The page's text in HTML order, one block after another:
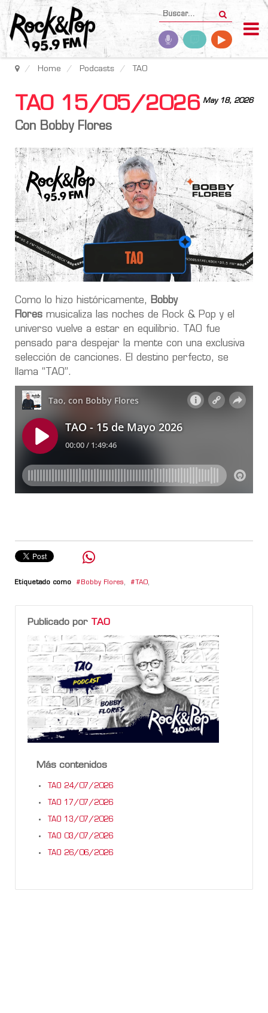
Home Podcasts TAO
May 18, 2026
TAO 15/05/2026
Con Bobby Flores
Como lo hizo históricamente,
Bobby
Flores musicaliza las noches de Rock & Pop y el
universo vuelve a estar en equilibrio. TAO fue
pensado para despejar la mente con una exclusiva
selección de canciones. El destino perfecto, se
llama “TAO”.
Etiquetado como Bobby Flores, TAO,
Publicado por TAO
Más contenidos
TAO 24/07/2026
TAO 17/07/2026
TAO 13/07/2026
TAO 03/07/2026
TAO 26/06/2026